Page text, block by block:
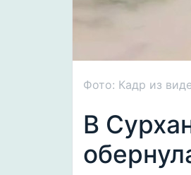
Фото: Кадр из
В